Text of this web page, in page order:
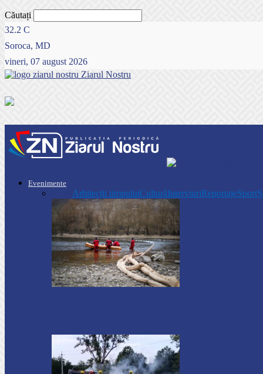
Căutați
32.2 C
Soroca, MD
vineri, 07 august 2026
Ziarul Nostru
Evenimente
Arhitecții timpuluiCulturăInterviuriReportajeSport